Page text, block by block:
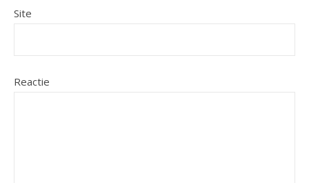
Site
Reactie